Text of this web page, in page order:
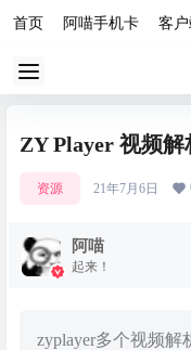
首页 阿喵手机卡 客
ZY Player 视频解
资源 21年7月6日
阿喵
起来！
zyplayer多个视频解